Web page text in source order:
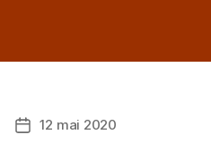
12 mai 2020